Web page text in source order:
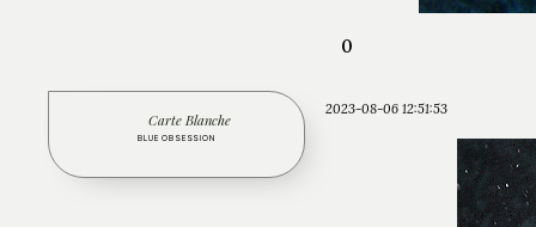
0
2023-08-06 12:51:53
Carte Blanche
BLUE OBSESSION